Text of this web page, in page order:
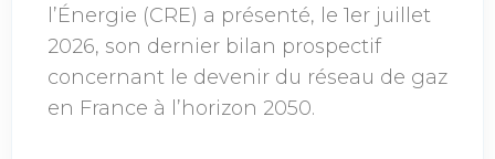
l’Énergie (CRE) a présenté, le 1er juillet
2026, son dernier bilan prospectif
concernant le devenir du réseau de gaz
en France à l’horizon 2050.